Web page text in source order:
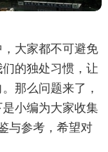
大家都不可避免
的独处习惯，让
那么问题来了，
小编为大家收集
与参考，希望对